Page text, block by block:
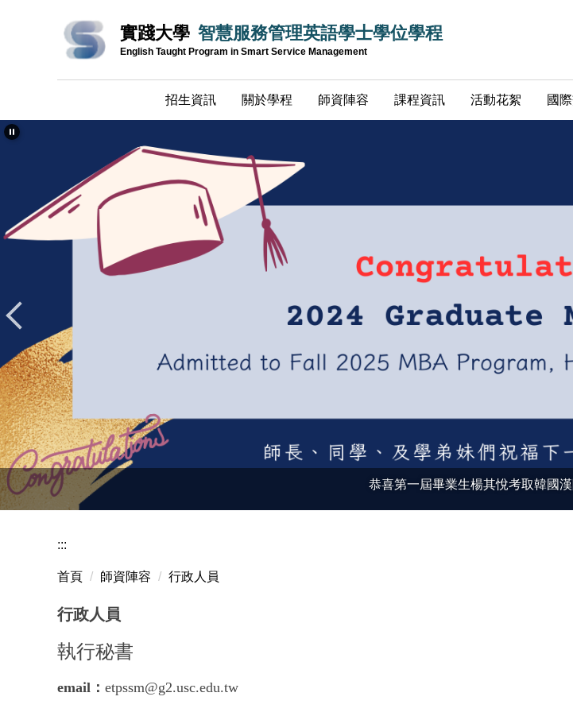
區
實踐大學 智慧服務管理英語學士學位學程
English Taught Program in Smart Service Management
招生資訊 關於學程 師資陣容 課程資訊 活動花絮 國
恭喜第一屆畢業生楊其悅考取韓國
:::
首頁 師資陣容 行政人員
行政人員
執行秘書
email： etpssm@g2.usc.edu.tw